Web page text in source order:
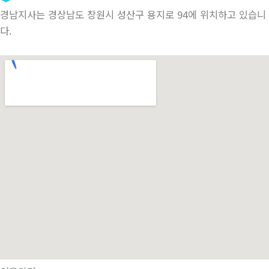
경남지사는 경상남도 창원시 성산구 용지로 94에 위치하고 있습니
다.